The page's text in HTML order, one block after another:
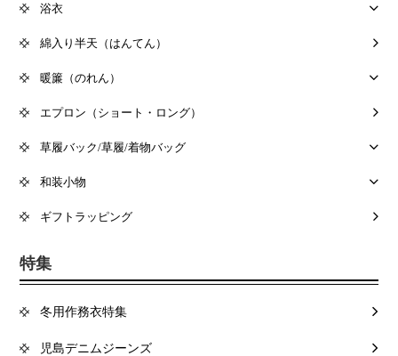
浴衣
綿入り半天（はんてん）
暖簾（のれん）
エプロン（ショート・ロング）
草履バック/草履/着物バッグ
和装小物
ギフトラッピング
特集
冬用作務衣特集
児島デニムジーンズ